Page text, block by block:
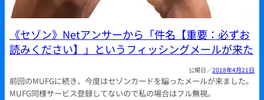
《セゾン》Netアンサーから「件名【重要：必ずお
読みください】」というフィッシングメールが来た
2018年4月21日
前回のMUFGに続き、今度はセゾンカードを騙ったメールが来ました。
MUFG同様サービス登録してないので私の場合はフル無視。